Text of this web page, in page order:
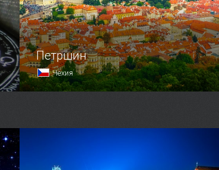
Петршин
Чехия